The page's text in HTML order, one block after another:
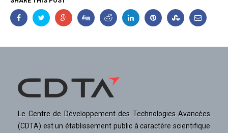
Le Centre de Développement des Technologies Avancées
(CDTA) est un établissement public à caractère scientifique